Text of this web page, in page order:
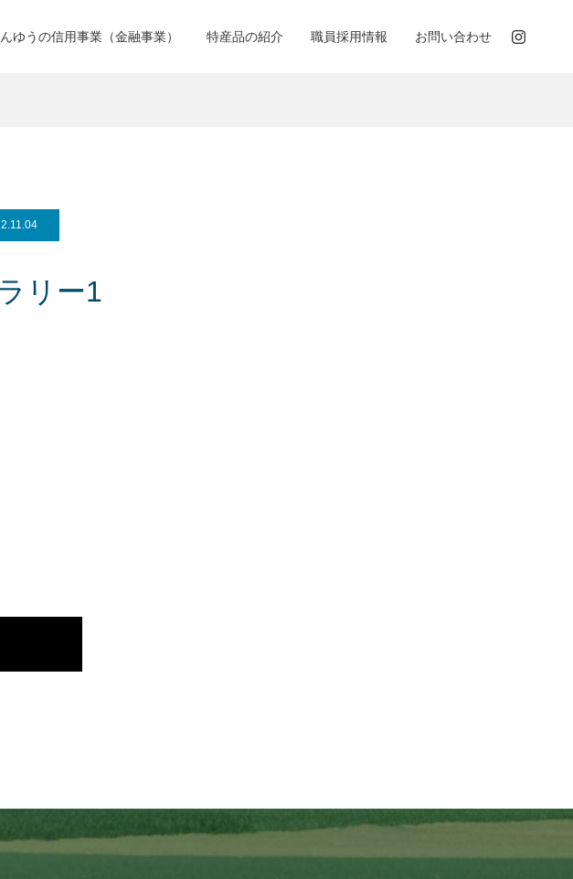
ゆうの信用事業（金融事業） 特産品の紹介 職員採用情報 お問い合わせ
リー1